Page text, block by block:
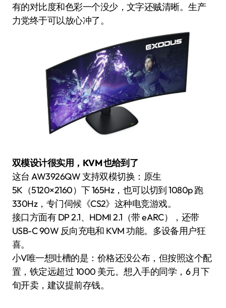
有的对比度和色彩一个没少，文字还贼清晰。生产
力党终于可以放心冲了。
双模设计很实用，KVM 也给到了
这台 AW3926QW 支持双模切换：原生
5K（5120×2160）下 165Hz，也可以切到 1080p 跑
330Hz，专门伺候《CS2》这种电竞游戏。
接口方面有 DP 2.1、HDMI 2.1（带 eARC），还带
USB-C 90W 反向充电和 KVM 功能。多设备用户狂
喜。
小V唯一想吐槽的是：价格还没公布，但按照这个配
置，铁定远超过 1000 美元。想入手的同学，6 月下
旬开卖，建议提前存钱。